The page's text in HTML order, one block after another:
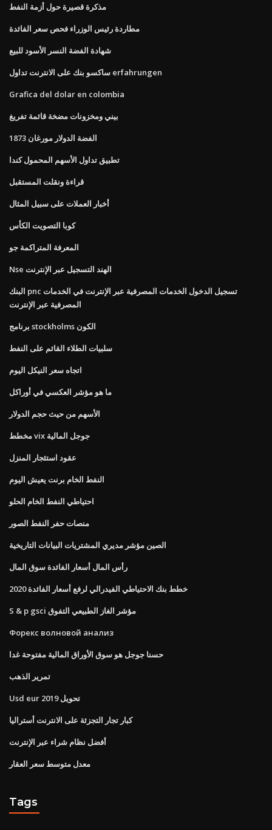
مذكرة قصيرة حول أزمة النفط
مطاردة رئيس الوزراء فحص سعر الفائدة
شهادة الفضة النسر الأسود للبيع
ساكسو بنك على الانترنت تداول erfahrungen
Grafica del dolar en colombia
بيني ومخزونات مضخة قائمة تفريغ
1873 الفضة الدولار مورغان
تطبيق تداول الأسهم المحمول كندا
قراءة ونقلت المستقبل
أخبار العملات على سبيل المثال
كوبا التصويت الكأس
المعرفة المتراكمة جو
Nse الهند التسجيل عبر الإنترنت
البنك pnc تسجيل الدخول الخدمات المصرفية عبر الإنترنت في الخدمات
المصرفية عبر الإنترنت
برنامج stockholms الكون
سلبيات الطلاء القائم على النفط
اتجاه سعر النيكل اليوم
ما هو مؤشر العكسي في أوراكل
الأسهم من حيث حجم الدولار
مخطط vix جوجل المالية
عقود استئجار المنزل
النفط الخام برنت يعيش اليوم
احتياطي النفط الخام الحلو
منصات حفر النفط الصور
الصين مؤشر مديري المشتريات البيانات التاريخية
رأس المال أسعار الفائدة سوق المال
خطط بنك الاحتياطي الفيدرالي لرفع أسعار الفائدة 2020
S & p gsci مؤشر الغاز الطبيعي التفوق
Форекс волновой анализ
حسنا جوجل هو سوق الأوراق المالية مفتوحة غدا
تمرير الذهب
Usd eur تحويل 2019
كبار تجار التجزئة على الانترنت أستراليا
أفضل نظام شراء عبر الإنترنت
معدل متوسط ​​سعر العقار
Tags